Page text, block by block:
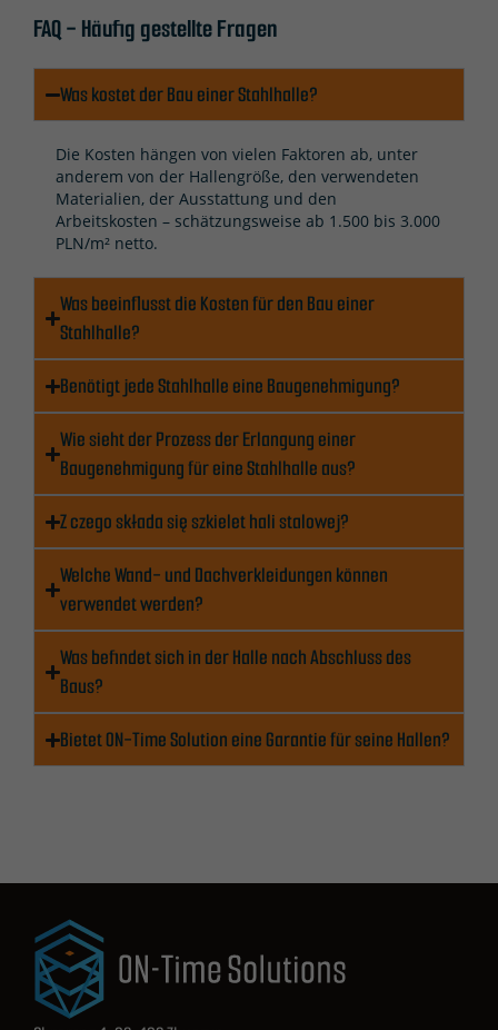
FAQ - Häufig gestellte Fragen
Was kostet der Bau einer Stahlhalle?
Die Kosten hängen von vielen Faktoren ab, unter
anderem von der Hallengröße, den verwendeten
Materialien, der Ausstattung und den
Arbeitskosten – schätzungsweise ab 1.500 bis 3.000
PLN/m² netto.
Was beeinflusst die Kosten für den Bau einer
Stahlhalle?
Benötigt jede Stahlhalle eine Baugenehmigung?
Wie sieht der Prozess der Erlangung einer
Baugenehmigung für eine Stahlhalle aus?
Z czego składa się szkielet hali stalowej?
Welche Wand- und Dachverkleidungen können
verwendet werden?
Was befindet sich in der Halle nach Abschluss des
Baus?
Bietet ON-Time Solution eine Garantie für seine Hallen?
diese
Cookies
ablehnen,
werden
einige
Funktionen
auf der
nicht mehr
verfügbar
Marketing
Indem Sie Ihre
Interessen und Ihr
Verhalten beim
Besuch unserer
Website mitteilen,
erhöhen Sie die
dass Sie
personalisierte
Angebote erhalten.